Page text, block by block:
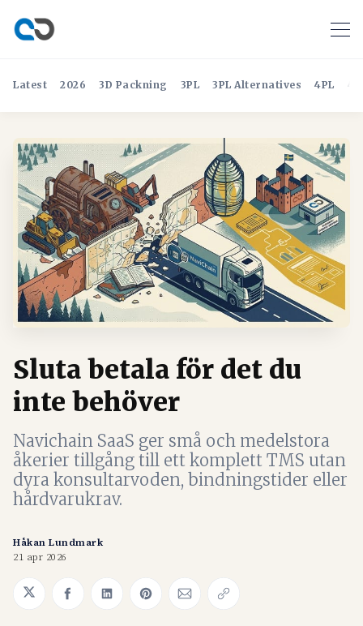
Latest 2026 3D Packning 3PL 3PL Alternatives 4PL
Sluta betala för det du
inte behöver
Navichain SaaS ger små och medelstora
åkerier tillgång till ett komplett TMS utan
dyra konsultarvoden, bindningstider eller
hårdvarukrav.
Håkan Lundmark
21 apr 2026
Share on Twitter
Share on Facebook
Share on LinkedIn
Share on Pinterest
Share via Email
Copy link